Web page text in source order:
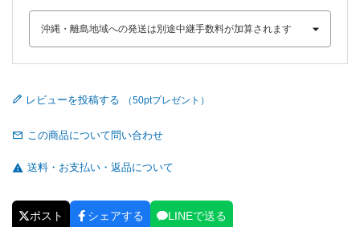
レビューを投稿する
この商品について問い合わせ
送料・お支払い・返品について
ポスト シェアする LINEで送る